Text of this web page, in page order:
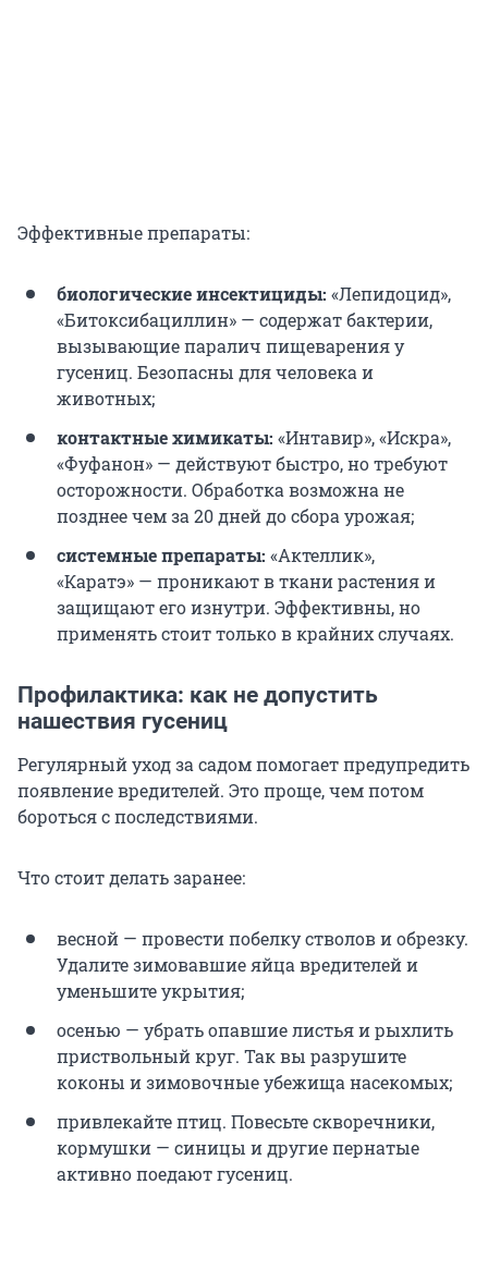
Эффективные препараты:
биологические инсектициды: «Лепидоцид»,
«Битоксибациллин» — содержат бактерии,
вызывающие паралич пищеварения у
гусениц. Безопасны для человека и
животных;
контактные химикаты: «Интавир», «Искра»,
«Фуфанон» — действуют быстро, но требуют
осторожности. Обработка возможна не
позднее чем за 20 дней до сбора урожая;
системные препараты: «Актеллик»,
«Каратэ» — проникают в ткани растения и
защищают его изнутри. Эффективны, но
применять стоит только в крайних случаях.
Профилактика: как не допустить
нашествия гусениц
Регулярный уход за садом помогает предупредить
появление вредителей. Это проще, чем потом
бороться с последствиями.
Что стоит делать заранее:
весной — провести побелку стволов и обрезку.
Удалите зимовавшие яйца вредителей и
уменьшите укрытия;
осенью — убрать опавшие листья и рыхлить
приствольный круг. Так вы разрушите
коконы и зимовочные убежища насекомых;
привлекайте птиц. Повесьте скворечники,
кормушки — синицы и другие пернатые
активно поедают гусениц.